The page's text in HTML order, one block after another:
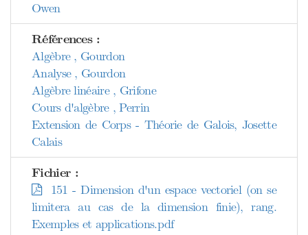
Owen
Références :
Algèbre , Gourdon
Analyse , Gourdon
Algèbre linéaire , Grifone
Cours d'algèbre , Perrin
Extension de Corps - Théorie de Galois, Josette
Calais
Fichier :
151 - Dimension d'un espace vectoriel (on se
limitera au cas de la dimension finie), rang.
Exemples et applications.pdf